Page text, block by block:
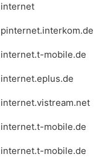
internet
pinternet.interkom.de
internet.t-mobile.de
internet.eplus.de
internet.vistream.net
internet.t-mobile.de
internet.t-mobile.de